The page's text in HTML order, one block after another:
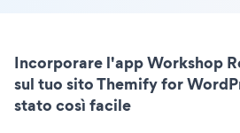
Incorporare l'app Workshop
sul tuo sito Themify for
stato così facile